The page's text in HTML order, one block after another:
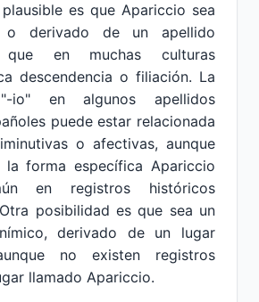
es que Apariccio sea
o derivado de un apellido
que en muchas culturas
descendencia o filiación. La
io" en algunos apellidos
puede estar relacionada
o afectivas, aunque
forma específica Apariccio
en registros históricos
posibilidad es que sea un
derivado de un lugar
no existen registros
llamado Apariccio.